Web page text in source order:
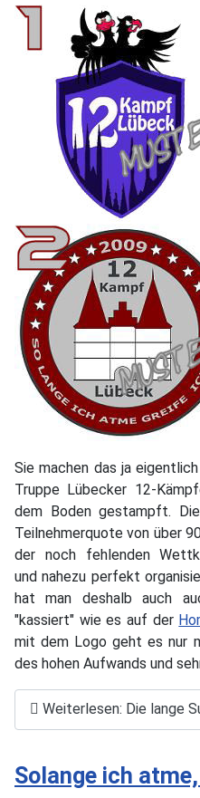
Sie machen das ja
Truppe Lübecker 12-
dem Boden gestampft.
Teilnehmerquote von über
der noch fehlenden
und nahezu perfekt
hat man deshalb auch
"kassiert" wie es auf der
mit dem Logo geht es nur
des hohen Aufwands und
Weiterlesen: Die lange
Solange ich